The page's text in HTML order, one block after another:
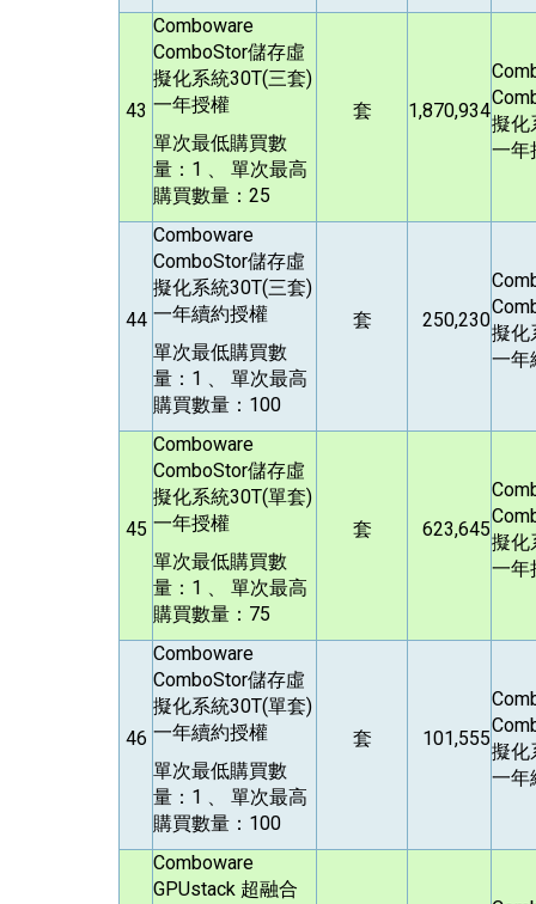
43
Comboware
ComboStor儲存虛
擬化系統30T(三套)
一年授權
單次最低購買數
量：1 、 單次最高
購買數量：25
套 1,870,934
擬化
一年
44
Comboware
ComboStor儲存虛
擬化系統30T(三套)
一年續約授權
單次最低購買數
量：1 、 單次最高
購買數量：100
套 250,230
擬化
一年
45
Comboware
ComboStor儲存虛
擬化系統30T(單套)
一年授權
單次最低購買數
量：1 、 單次最高
購買數量：75
套 623,645
擬化
一年
46
Comboware
ComboStor儲存虛
擬化系統30T(單套)
一年續約授權
單次最低購買數
量：1 、 單次最高
購買數量：100
套 101,555
擬化
一年
Comboware
GPUstack 超融合